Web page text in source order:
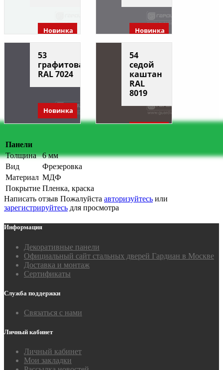
Новинка Новинка
53
графитовая
RAL 7024
Новинка
54
седой
каштан
RAL
8019
Панели
Толщина
6 мм
Вид
Фрезеровка
Материал МДФ
Покрытие Пленка, краска
Написать отзыв Пожалуйста авторизуйтесь или
зарегистрируйтесь для просмотра
Информация
Декоративные панели
Официальный сайт стальных дверей Гардиан в Москве
Доставка и монтаж
Сертификаты
Служба поддержки
Связаться с нами
Личный кабинет
Личный кабинет
Мои закладки